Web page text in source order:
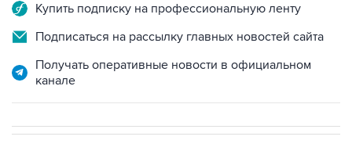
Купить подписку на профессиональную ленту
Подписаться на рассылку главных новостей сайта
Получать оперативные новости в официальном
канале